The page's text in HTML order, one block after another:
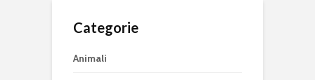
Categorie
Animali